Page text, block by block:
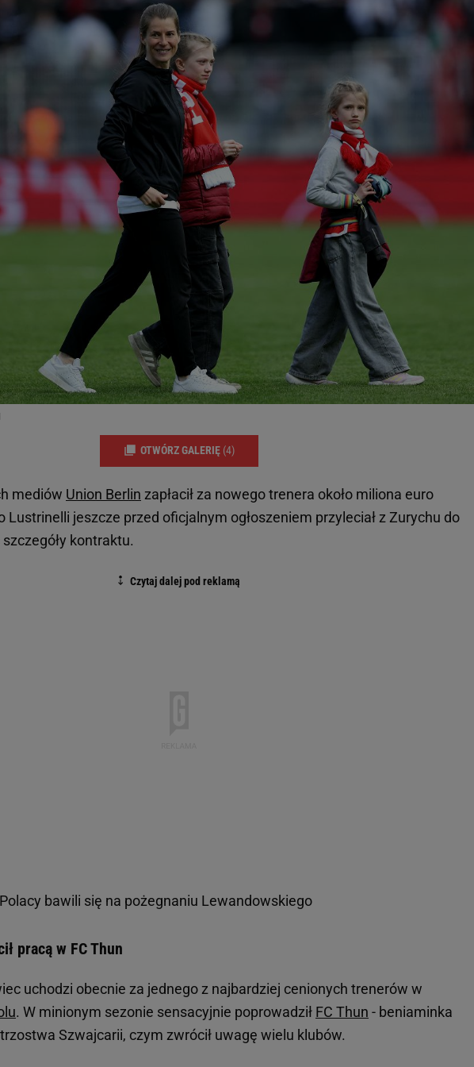
OTWÓRZ GALERIĘ (4)
mediów Union Berlin zapłacił za nowego trenera około miliona euro
Lustrinelli jeszcze przed oficjalnym ogłoszeniem przyleciał z Zurychu do
kontraktu.
bawili się na pożegnaniu Lewandowskiego
pracą w FC Thun
uchodzi obecnie za jednego z najbardziej cenionych trenerów w
. W minionym sezonie sensacyjnie poprowadził FC Thun - beniaminka
Szwajcarii, czym zwrócił uwagę wielu klubów.